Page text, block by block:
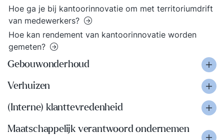
Hoe ga je bij kantoorinnovatie om met territoriumdrift
van medewerkers?
Hoe kan rendement van kantoorinnovatie worden
gemeten?
Gebouwonderhoud
Verhuizen
(Interne) klanttevredenheid
Maatschappelijk verantwoord ondernemen